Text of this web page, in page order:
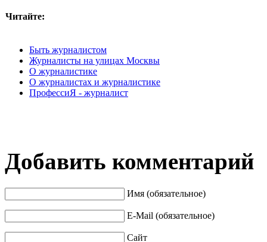
Читайте:
Быть журналистом
Журналисты на улицах Москвы
О журналистике
О журналистах и журналистике
ПрофессиЯ - журналист
Добавить комментарий
Имя (обязательное)
E-Mail (обязательное)
Сайт